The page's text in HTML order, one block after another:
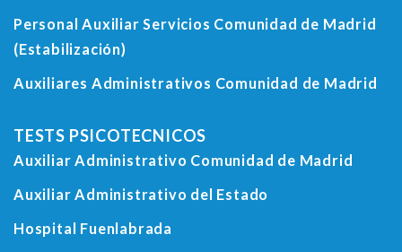
Personal Auxiliar Servicios Comunidad de Madrid
(Estabilización)
Auxiliares Administrativos Comunidad de Madrid
TESTS PSICOTECNICOS
Auxiliar Administrativo Comunidad de Madrid
Auxiliar Administrativo del Estado
Hospital Fuenlabrada